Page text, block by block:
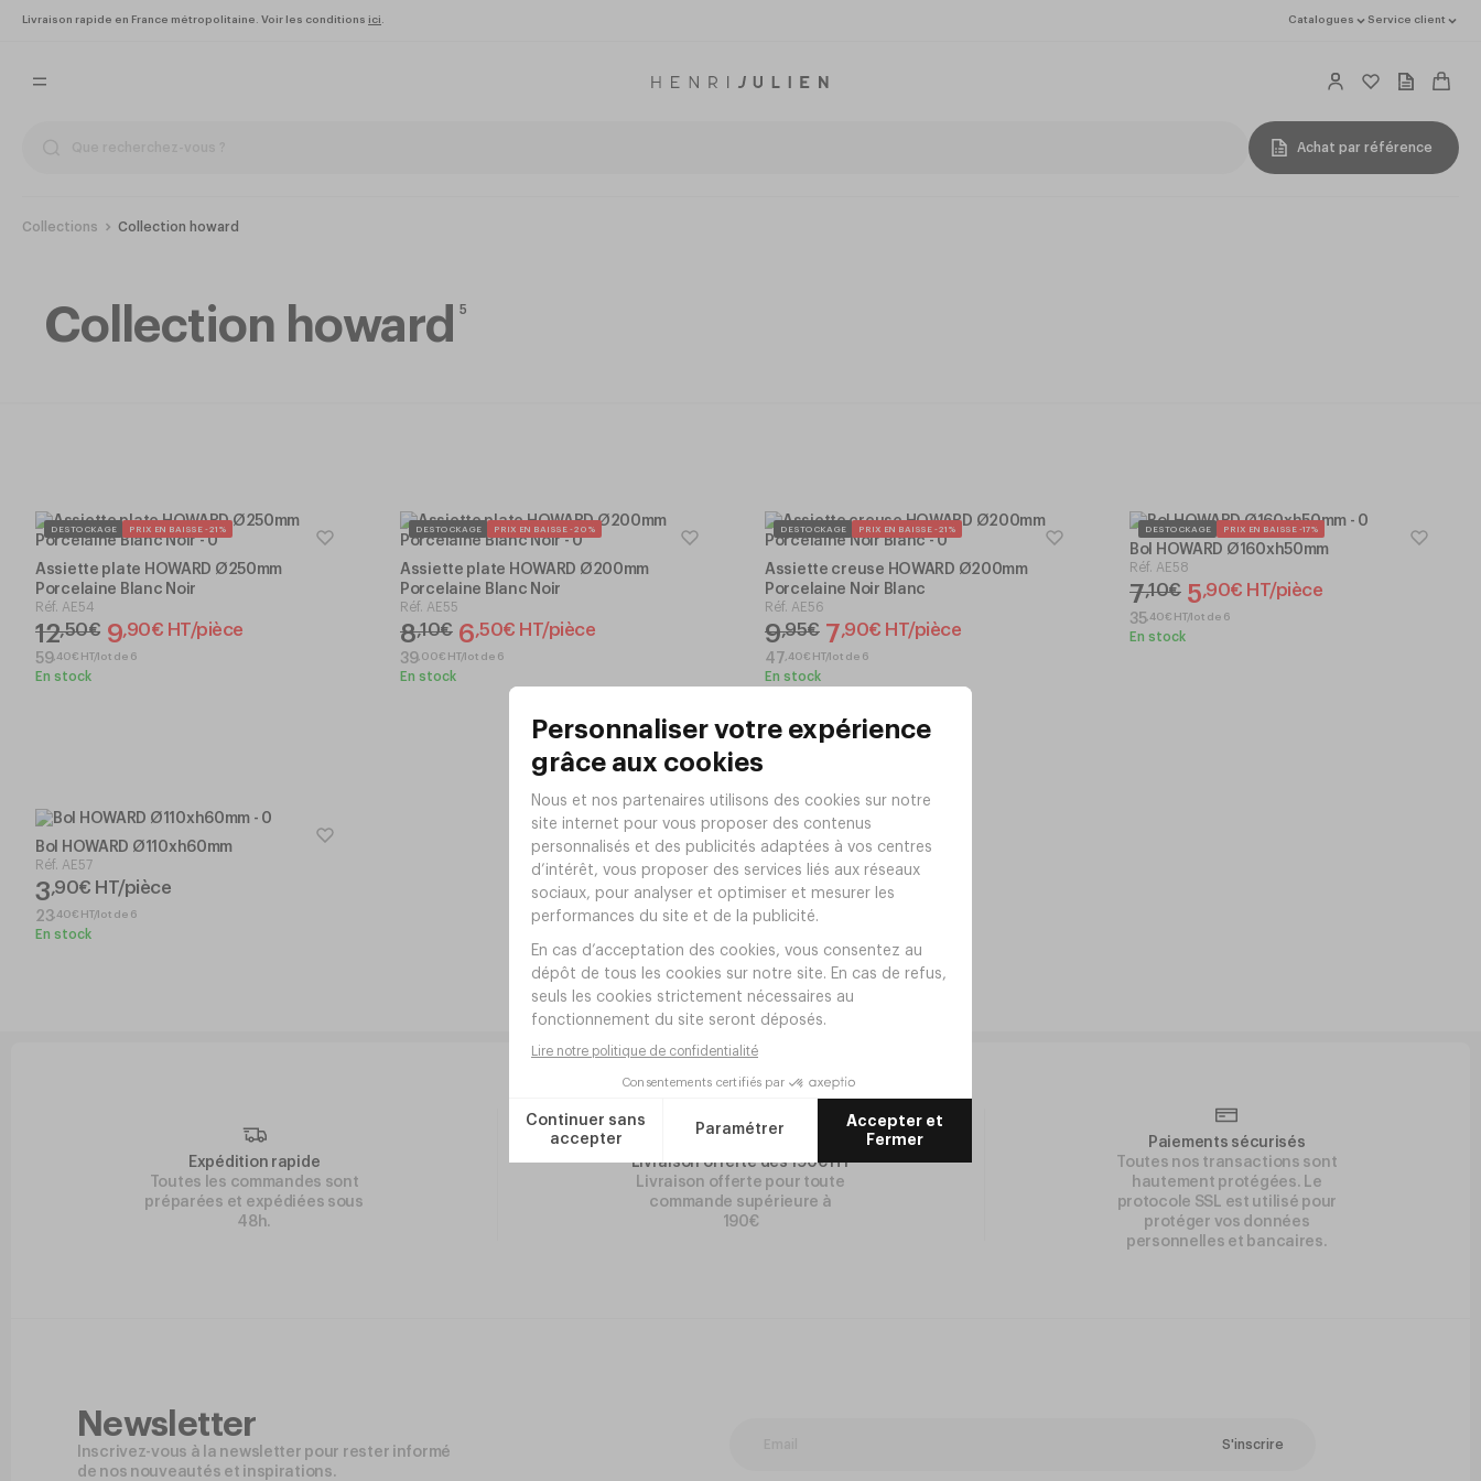
Livraison rapide en France métropolitaine. Voir les conditions ici . Catalogues Service client
Achat par référence
Collections Collection howard
Collection howard 5
DESTOCKAGE PRIX EN BAISSE -21%
Assiette plate HOWARD Ø250mm
Porcelaine Blanc Noir
Réf. AE54
12,50€ 9,90€ HT/pièce
59,40€ HT/lot de 6
En stock
DESTOCKAGE PRIX EN BAISSE -20%
Assiette plate HOWARD Ø200mm
Porcelaine Blanc Noir
Réf. AE55
8,10€ 6,50€ HT/pièce
39, 00€ HT/lot de 6
En stock
DESTOCKAGE PRIX EN BAISSE -21%
Assiette creuse HOWARD Ø200mm
Porcelaine Noir Blanc
Réf. AE56
9,95€ 7,90€ HT/pièce
47 ,40€ HT/lot de 6
En stock
DESTOCKAGE PRIX EN BAISSE -17%
Bol HOWARD Ø160xh50mm
Réf. AE58
7,10€ 5,90€ HT/pièce
35,40€ HT/lot de 6
En stock
Bol HOWARD Ø110xh60mm
Réf. AE57
3,90€ HT/pièce
23,40€ HT/lot de 6
En stock
Expédition rapide
Toutes les commandes sont
préparées et expédiées sous
48h.
Livraison offerte dès 190€ HT
Livraison offerte pour toute
commande supérieure à
190€
Paiements sécurisés
Toutes nos transactions sont
hautement protégées. Le
protocole SSL est utilisé pour
protéger vos données
personnelles et bancaires.
Newsletter
Inscrivez-vous à la newsletter pour rester informé
de nos nouveautés et inspirations.
S'inscrire